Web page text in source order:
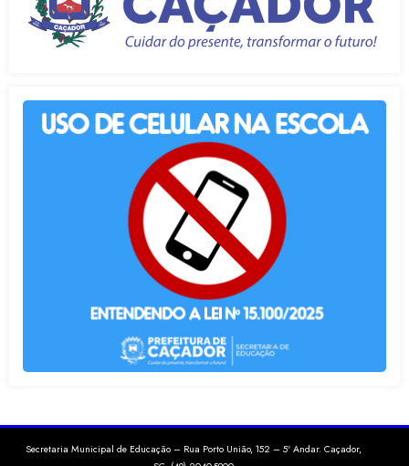
Secretaria Municipal de Educação – Rua Porto União, 152 – 5º Andar. Caçador,